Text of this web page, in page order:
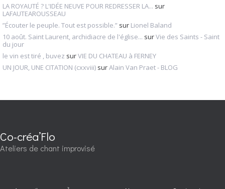
LA ROYAUTÉ ? L'IDÉE NEUVE POUR REDRESSER LA... sur
LAFAUTEAROUSSEAU
”Écouter le peuple. Tout est possible.” sur Lionel Baland
10 août. Saint Laurent, archidiacre de l'église... surVie des Saints - Saint
du jour
le vin est tiré , buvez surVIE DU CHATEAU à FERNEY
UN JOUR, UNE CITATION (cxxviii) surAlain Van Praet - BLOG
Co-créa’Flo
Ateliers de chant improvisé